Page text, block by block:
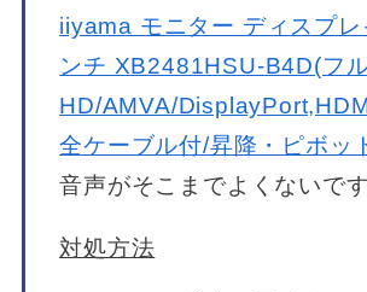
iiyama モニター ディスプレ
ンチ XB2481HSU-B4D(フ
HD/AMVA/
全ケーブル付/昇降・ピボッ
音声がそこまでよくないです
対処方法